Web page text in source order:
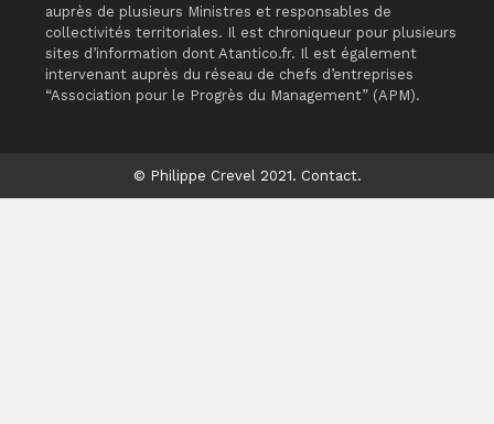
auprès de plusieurs Ministres et responsables de
collectivités territoriales. Il est chroniqueur pour plusieurs
sites d’information dont Atantico.fr. Il est également
intervenant auprès du réseau de chefs d’entreprises
“Association pour le Progrès du Management” (APM).
© Philippe Crevel 2021. Contact.